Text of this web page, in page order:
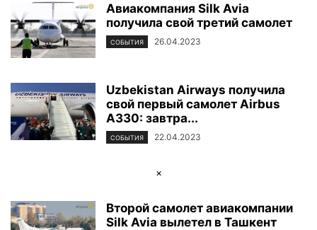
Авиакомпания Silk Avia
получила свой третий самолет
СОБЫТИЯ 26.04.2023
Uzbekistan Airways получила
свой первый самолет Airbus
A330: завтра...
СОБЫТИЯ 22.04.2023
×
Второй самолет авиакомпании
Silk Avia вылетел в Ташкент